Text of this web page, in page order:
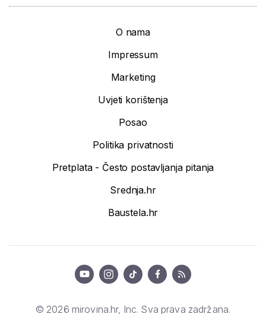
O nama
Impressum
Marketing
Uvjeti korištenja
Posao
Politika privatnosti
Pretplata - Često postavljanja pitanja
Srednja.hr
Baustela.hr
© 2026 mirovina.hr, Inc. Sva prava zadržana.